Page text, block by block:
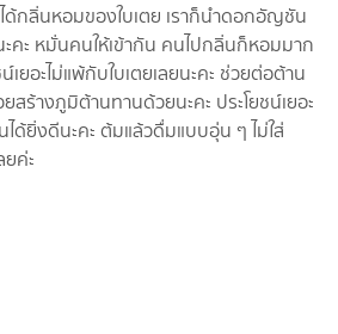
ด้กลิ่นหอมของใบเตย เราก็นำดอกอัญชัน
ะคะ หมั่นคนให้เข้ากัน คนไปกลิ่นก็หอมมาก
ยอะไม่แพ้กับใบเตยเลยนะคะ ช่วยต่อต้าน
สร้างภูมิต้านทานด้วยนะคะ ประโยชน์เยอะ
ด้ยิ่งดีนะคะ ต้มแล้วดื่มแบบอุ่น ๆ ไม่ใส่
ค่ะ